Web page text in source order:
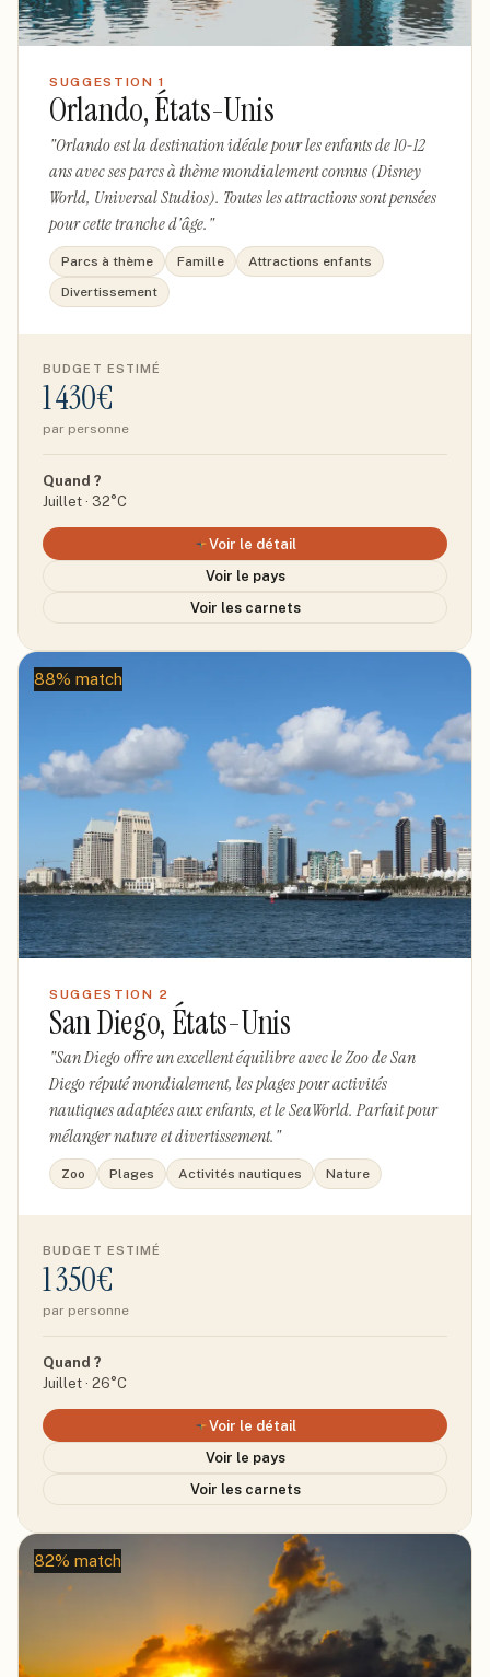
SUGGESTION1
Orlando, États-Unis
"Orlando est la destination idéale pour les enfants de 10-12
ans avec ses parcs à thème mondialement connus (Disney
World, Universal Studios). Toutes les attractions sont pensées
pour cette tranche d'âge."
Parcs à thème Famille
Attractions enfants
Divertissement
BUDGET ESTIMÉ
1 430€
par personne
Quand ?
Juillet · 32°C
Voir le détail
Voir le pays
Voir les carnets
88% match
SUGGESTION 2
San Diego, États-Unis
"San Diego offre un excellent équilibre avec le Zoo de San
Diego réputé mondialement, les plages pour activités
nautiques adaptées aux enfants, et le SeaWorld. Parfait pour
mélanger nature et divertissement."
Zoo Plages Activités nautiques Nature
BUDGET ESTIMÉ
1 350€
par personne
Quand ?
Juillet · 26°C
Voir le détail
Voir le pays
Voir les carnets
82% match